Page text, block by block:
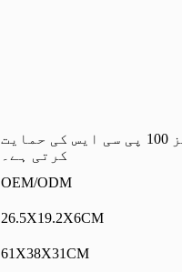
اسپورٹس پارٹی گڈی بیگز 100 پی سی ایس کی حمایت
کرتی ہے۔
OEM/ODM
26.5X19.2X6CM
61X38X31CM